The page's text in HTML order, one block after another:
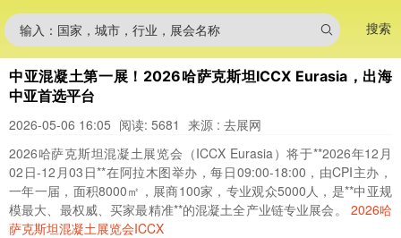
输入：国家，城市，行业，展会名称 搜索
中亚混凝土第一展！2026哈萨克斯坦ICCX Eurasia，出海
中亚首选平台
2026-05-06 16:05 阅读: 5681 来源 : 去展网
2026哈萨克斯坦混凝土展览会（ICCX Eurasia）将于**2026年12月
02日-12月03日**在阿拉木图举办，每日09:00-18:00，由CPI主办，
一年一届，面积8000㎡，展商100家，专业观众5000人，是**中亚规
模最大、最权威、买家最精准**的混凝土全产业链专业展会。 2026哈
萨克斯坦混凝土展览会ICCX